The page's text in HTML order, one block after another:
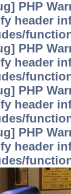
PHP
header
PHP
header
PHP
header
PHP
header